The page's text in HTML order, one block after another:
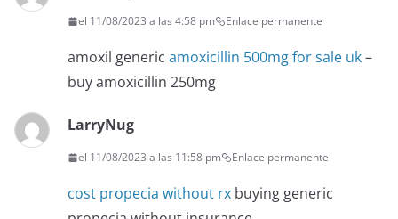
el 11/08/2023 a las 4:58 pm Enlace permanente
amoxil generic amoxicillin 500mg for sale uk–
buy amoxicillin 250mg
LarryNug
el 11/08/2023 a las 11:58 pm Enlace permanente
cost propecia without rx buying generic